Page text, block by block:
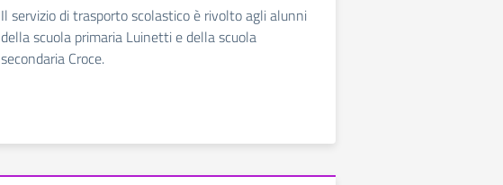
Il servizio di trasporto scolastico è rivolto agli alunni
della scuola primaria Luinetti e della scuola
secondaria Croce.